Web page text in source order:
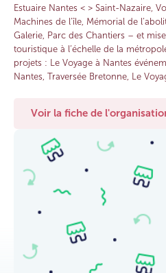
Estuaire Nantes < > Saint-Nazaire,
Machines de l’île, Mémorial de
Galerie, Parc des Chantiers – et
touristique à l’échelle de la
projets : Le Voyage à Nantes
Nantes, Traversée Bretonne, Le
Voir la fiche de